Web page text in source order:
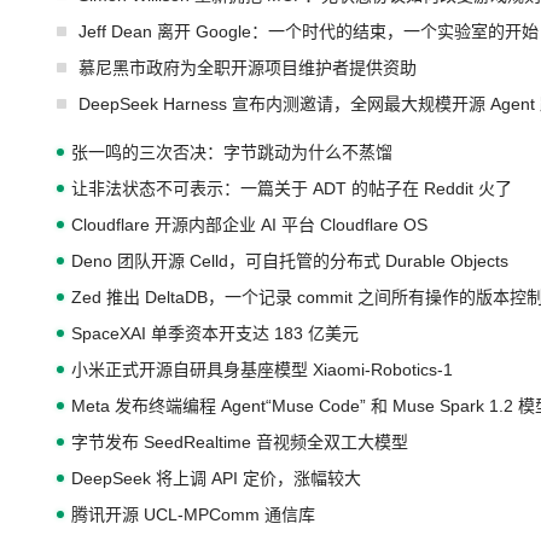
Jeff Dean 离开 Google：一个时代的结束，一个实验室的开始
慕尼黑市政府为全职开源项目维护者提供资助
DeepSeek Harness 宣布内测邀请，全网最大规模开源 Agent
张一鸣的三次否决：字节跳动为什么不蒸馏
让非法状态不可表示：一篇关于 ADT 的帖子在 Reddit 火了
Cloudflare 开源内部企业 AI 平台 Cloudflare OS
Deno 团队开源 Celld，可自托管的分布式 Durable Objects
Zed 推出 DeltaDB，一个记录 commit 之间所有操作的版本控
SpaceXAI 单季资本开支达 183 亿美元
小米正式开源自研具身基座模型 Xiaomi-Robotics-1
Meta 发布终端编程 Agent“Muse Code” 和 Muse Spark 1.2 模
字节发布 SeedRealtime 音视频全双工大模型
DeepSeek 将上调 API 定价，涨幅较大
腾讯开源 UCL-MPComm 通信库